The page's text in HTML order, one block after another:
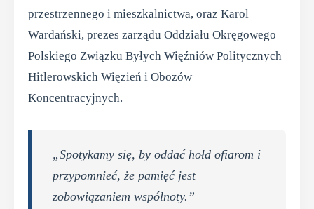
przestrzennego i mieszkalnictwa, oraz Karol
Wardański, prezes zarządu Oddziału Okręgowego
Polskiego Związku Byłych Więźniów Politycznych
Hitlerowskich Więzień i Obozów
Koncentracyjnych.
„Spotykamy się, by oddać hołd ofiarom i
przypomnieć, że pamięć jest
zobowiązaniem wspólnoty.”